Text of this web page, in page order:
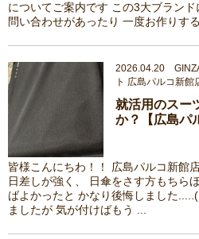
についてご案内です この3大ブラン
問い合わせがあったり 一度お作りす
2026.04.20
ト 広島パルコ新館
就活用のスー
か？【広島パ
皆様こんにちわ！！ 広島パルコ新館
日差しが強く、 日傘をさす方もちら
ばよかったと かなり後悔しました
ましたが 気が付けばもう ...